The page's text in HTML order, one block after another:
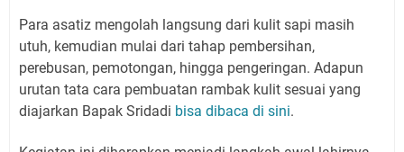
Para asatiz mengolah langsung dari kulit sapi masih
utuh, kemudian mulai dari tahap pembersihan,
perebusan, pemotongan, hingga pengeringan. Adapun
urutan tata cara pembuatan rambak kulit sesuai yang
diajarkan Bapak Sridadi bisa dibaca di sini.